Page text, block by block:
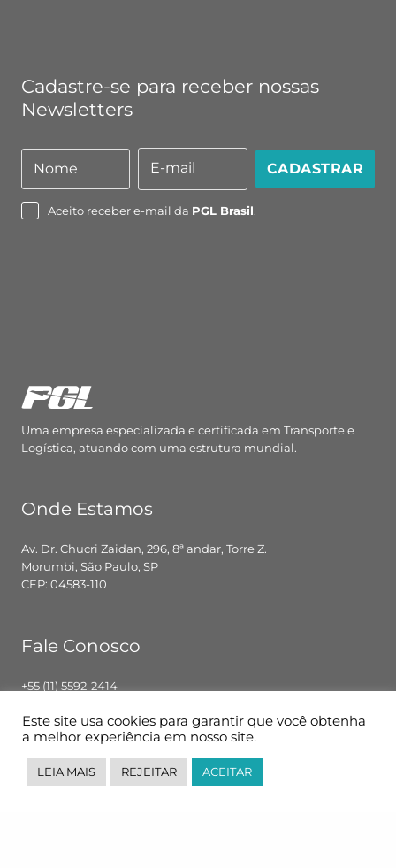
Cadastre-se para receber nossas
Newsletters
Nome
Nome
mail
E-mail CADASTRAR
Aceito receber e-mail da PGL Brasil.
Uma empresa especializada e certificada em Transporte e
Logística, atuando com uma estrutura mundial.
Onde Estamos
Av. Dr. Chucri Zaidan, 296, 8ª andar, Torre Z.
Morumbi, São Paulo, SP
CEP: 04583-110
Fale Conosco
+55 (11) 5592-2414
Segunda – Sexta: 8h00 – 18h00
Siga-nos
Este site usa cookies para garantir que você obtenha
a melhor experiência em nosso site.
LEIA MAIS REJEITAR ACEITAR